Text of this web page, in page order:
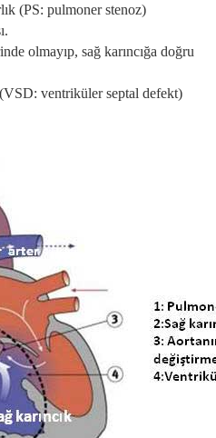
(PS: pulmoner stenoz)
olmayıp, sağ karıncığa doğru
ventriküler septal defekt)